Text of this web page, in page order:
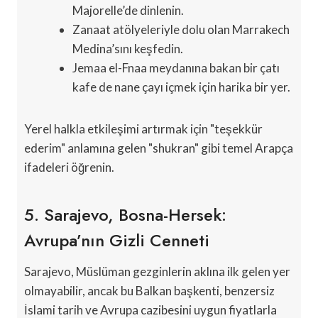
Majorelle’de dinlenin.
Zanaat atölyeleriyle dolu olan Marrakech
Medina’sını keşfedin.
Jemaa el-Fnaa meydanına bakan bir çatı
kafe de nane çayı içmek için harika bir yer.
Yerel halkla etkileşimi artırmak için "teşekkür
ederim" anlamına gelen "shukran" gibi temel Arapça
ifadeleri öğrenin.
5. Sarajevo, Bosna-Hersek:
Avrupa’nın Gizli Cenneti
Sarajevo, Müslüman gezginlerin aklına ilk gelen yer
olmayabilir, ancak bu Balkan başkenti, benzersiz
İslami tarih ve Avrupa cazibesini uygun fiyatlarla